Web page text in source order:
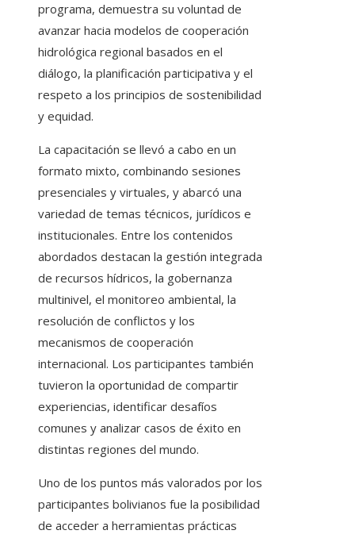
programa, demuestra su voluntad de
avanzar hacia modelos de cooperación
hidrológica regional basados en el
diálogo, la planificación participativa y el
respeto a los principios de sostenibilidad
y equidad.
La capacitación se llevó a cabo en un
formato mixto, combinando sesiones
presenciales y virtuales, y abarcó una
variedad de temas técnicos, jurídicos e
institucionales. Entre los contenidos
abordados destacan la gestión integrada
de recursos hídricos, la gobernanza
multinivel, el monitoreo ambiental, la
resolución de conflictos y los
mecanismos de cooperación
internacional. Los participantes también
tuvieron la oportunidad de compartir
experiencias, identificar desafíos
comunes y analizar casos de éxito en
distintas regiones del mundo.
Uno de los puntos más valorados por los
participantes bolivianos fue la posibilidad
de acceder a herramientas prácticas